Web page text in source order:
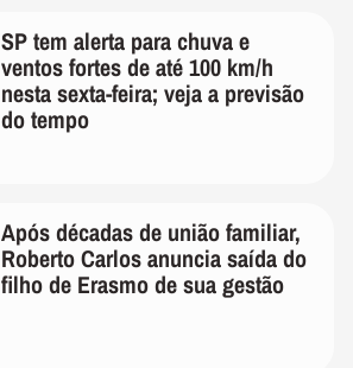
SP tem alerta para chuva e
ventos fortes de até 100 km/h
nesta sexta-feira; veja a previsão
do tempo
Após décadas de união familiar,
Roberto Carlos anuncia saída do
filho de Erasmo de sua gestão